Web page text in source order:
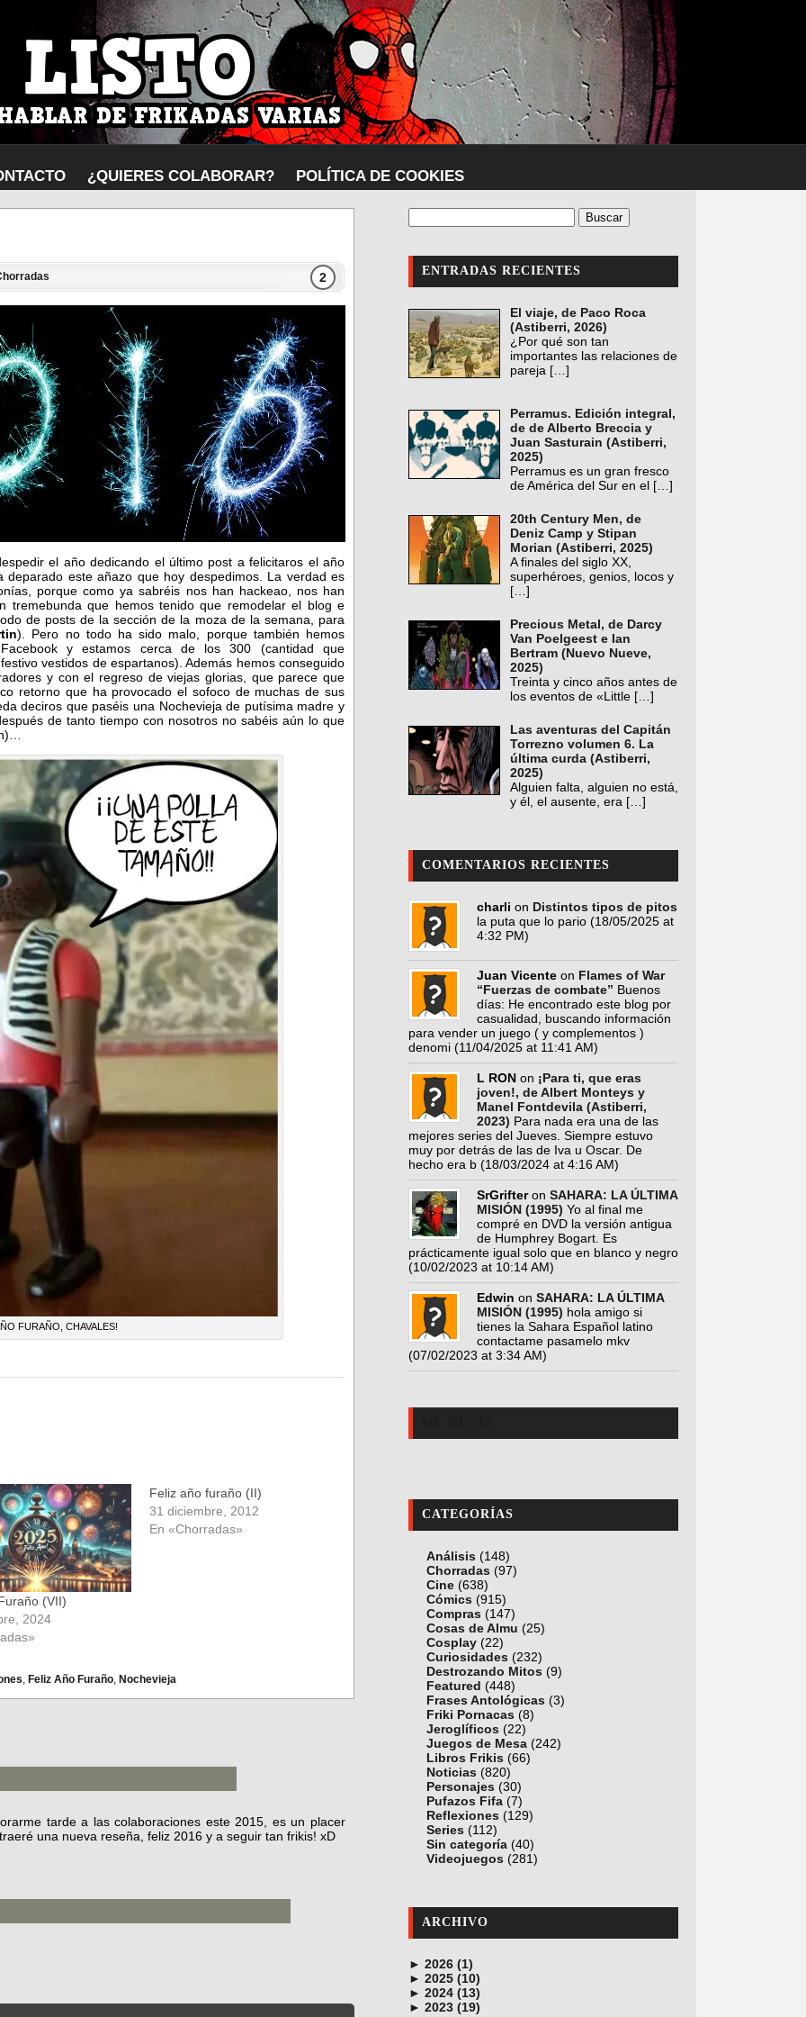
¿QUIERES COLABORAR? POLÍTICA DE COOKIES
2
el año dedicando el último post a felicitaros el año
este añazo que hoy despedimos. La verdad es
porque como ya sabréis nos han hackeao, nos han
tremebunda que hemos tenido que remodelar el blog e
de posts de la sección de la moza de la semana, para
). Pero no todo ha sido malo, porque también hemos
y estamos cerca de los 300 (cantidad que
vestidos de espartanos). Además hemos conseguido
y con el regreso de viejas glorias, que parece que
retorno que ha provocado el sofoco de muchas de sus
deciros que paséis una Nochevieja de putísima madre y
de tanto tiempo con nosotros no sabéis aún lo que
FURAÑO, CHAVALES!
(VII)
2024
Feliz año furaño (II)
31 diciembre, 2012
En «Chorradas»
, Feliz Año Furaño, Nochevieja
tarde a las colaboraciones este 2015, es un placer
una nueva reseña, feliz 2016 y a seguir tan frikis! xD
ENTRADAS RECIENTES
El viaje, de Paco Roca
(Astiberri, 2026)
¿Por qué son tan
importantes las relaciones de
pareja […]
Perramus. Edición integral,
de de Alberto Breccia y
Juan Sasturain (Astiberri,
2025)
Perramus es un gran fresco
de América del Sur en el […]
20th Century Men, de
Deniz Camp y Stipan
Morian (Astiberri, 2025)
A finales del siglo XX,
superhéroes, genios, locos y
[…]
Precious Metal, de Darcy
Van Poelgeest e Ian
Bertram (Nuevo Nueve,
2025)
Treinta y cinco años antes de
los eventos de «Little […]
Las aventuras del Capitán
Torrezno volumen 6. La
última curda (Astiberri,
2025)
Alguien falta, alguien no está,
y él, el ausente, era […]
COMENTARIOS RECIENTES
charli on Distintos tipos de pitos
la puta que lo pario (18/05/2025 at
4:32 PM)
Juan Vicente on Flames of War
“Fuerzas de combate” Buenos
días: He encontrado este blog por
casualidad, buscando información
para vender un juego ( y complementos )
denomi (11/04/2025 at 11:41 AM)
L RON on ¡Para ti, que eras
joven!, de Albert Monteys y
Manel Fontdevila (Astiberri,
2023) Para nada era una de las
mejores series del Jueves. Siempre estuvo
muy por detrás de las de Iva u Oscar. De
hecho era b (18/03/2024 at 4:16 AM)
SrGrifteron SAHARA: LA ÚLTIMA
MISIÓN (1995) Yo al final me
compré en DVD la versión antigua
de Humphrey Bogart. Es
prácticamente igual solo que en blanco y negro
(10/02/2023 at 10:14 AM)
Edwin on SAHARA: LA ÚLTIMA
MISIÓN (1995) hola amigo si
tienes la Sahara Español latino
contactame pasamelo mkv
(07/02/2023 at 3:34 AM)
CATEGORÍAS
Análisis (148)
Chorradas (97)
Cine (638)
Cómics (915)
Compras (147)
Cosas de Almu (25)
Cosplay (22)
Curiosidades (232)
Destrozando Mitos (9)
Featured (448)
Frases Antológicas (3)
Friki Pornacas (8)
Jeroglíficos (22)
Juegos de Mesa (242)
Libros Frikis (66)
Noticias (820)
Personajes (30)
Pufazos Fifa (7)
Reflexiones (129)
Series (112)
Sin categoría (40)
Videojuegos (281)
ARCHIVO
► 2026 (1)
junio (1)
► 2025 (10)
noviembre (1)
octubre (1)
► 2024 (13)
diciembre (4)
► 2023 (19)